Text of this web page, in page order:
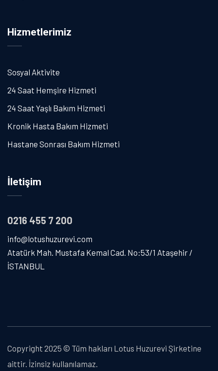
Hizmetlerimiz
Sosyal Aktivite
24 Saat Hemşire Hizmeti
24 Saat Yaşlı Bakım Hizmeti
Kronik Hasta Bakım Hizmeti
Hastane Sonrası Bakım Hizmeti
İletişim
0216 455 7 200
info@lotushuzurevi.com
Atatürk Mah. Mustafa Kemal Cad. No:53/1 Ataşehir /
İSTANBUL
Copyright 2025 © Tüm hakları Lotus Huzurevi Şirketine
aittir. İzinsiz kullanılamaz.